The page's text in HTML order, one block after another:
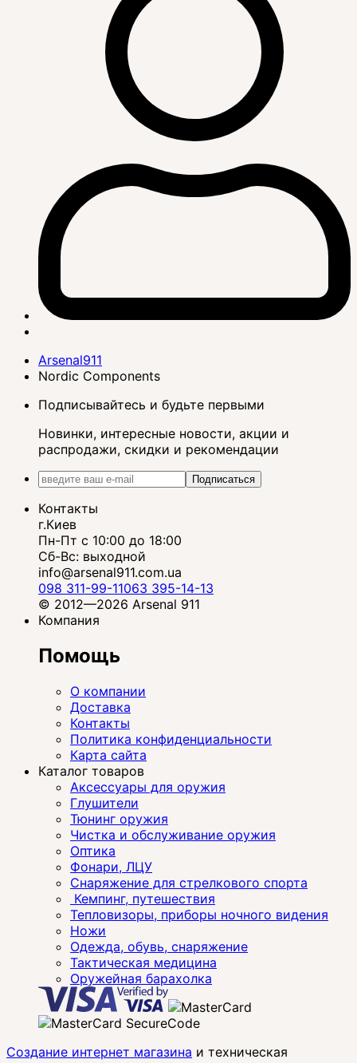
Arsenal911
Nordic Components
Подписывайтесь и будьте первыми
Новинки, интересные новости, акции и
распродажи, скидки и рекомендации
Подписаться
Контакты
г.Киев
Пн-Пт с 10:00 до 18:00
Сб-Вс: выходной
info@arsenal911.com.ua
098 311-99-11063 395-14-13
© 2012—2026 Arsenal 911
Компания
Помощь
О компании
Доставка
Контакты
Политика конфиденциальности
Карта сайта
Каталог товаров
Аксессуары для оружия
Глушители
Тюнинг оружия
Чистка и обслуживание оружия
Оптика
Фонари, ЛЦУ
Снаряжение для стрелкового спорта
Кемпинг, путешествия
Тепловизоры, приборы ночного видения
Ножи
Одежда, обувь, снаряжение
Тактическая медицина
Оружейная барахолка
Создание интернет магазина и техническая